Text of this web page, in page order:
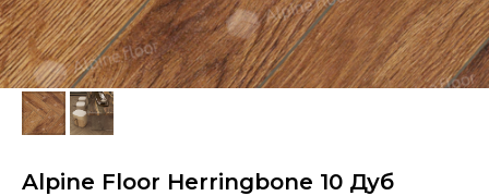
Alpine Floor Herringbone 10 Дуб